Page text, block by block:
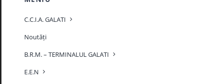
C.C.I.A. GALATI
Noutăți
B.R.M. – TERMINALUL GALATI
E.E.N